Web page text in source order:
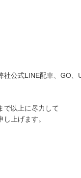
公式LINE配車、GO
で以上に尽力して
上げます。